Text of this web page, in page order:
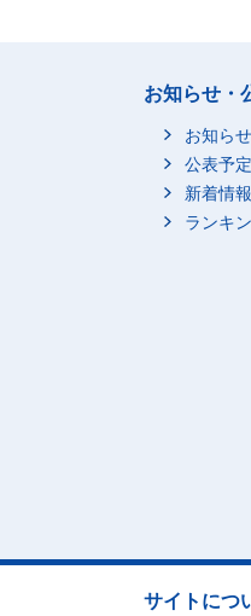
お知らせ・
お知らせ
公表予定
新着情報
ランキ
サイトにつ